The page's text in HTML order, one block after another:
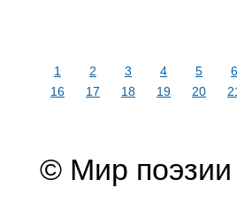
1 2 3 4 5 6
16
17 18 19 20
© Мир